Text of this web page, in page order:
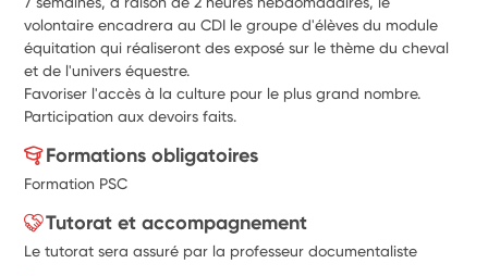
volontaire encadrera au CDI le groupe d'élèves du module
équitation qui réaliseront des exposé sur le thème du cheval
et de l'univers équestre.
Favoriser l'accès à la culture pour le plus grand nombre.
Participation aux devoirs faits.
Formations obligatoires
Formation PSC
Tutorat et accompagnement
Le tutorat sera assuré par la professeur documentaliste